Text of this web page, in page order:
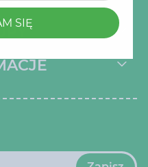
SIĘ